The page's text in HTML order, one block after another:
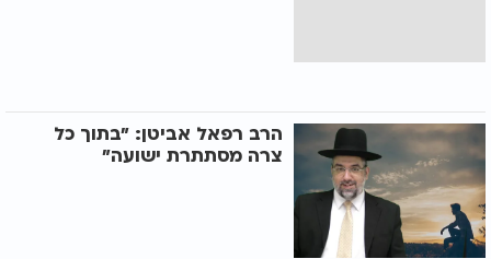
הרב רפאל אביטן: "בתוך כל
צרה מסתתרת ישועה"